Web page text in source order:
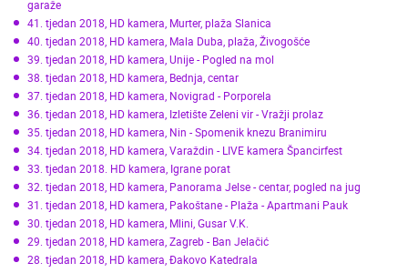
garaže
41. tjedan 2018, HD kamera, Murter, plaža Slanica
40. tjedan 2018, HD kamera, Mala Duba, plaža, Živogošće
39. tjedan 2018, HD kamera, Unije - Pogled na mol
38. tjedan 2018, HD kamera, Bednja, centar
37. tjedan 2018, HD kamera, Novigrad - Porporela
36. tjedan 2018, HD kamera, Izletište Zeleni vir - Vražji prolaz
35. tjedan 2018, HD kamera, Nin - Spomenik knezu Branimiru
34. tjedan 2018, HD kamera, Varaždin - LIVE kamera Špancirfest
33. tjedan 2018. HD kamera, Igrane porat
32. tjedan 2018, HD kamera, Panorama Jelse - centar, pogled na jug
31. tjedan 2018, HD kamera, Pakoštane - Plaža - Apartmani Pauk
30. tjedan 2018, HD kamera, Mlini, Gusar V.K.
29. tjedan 2018, HD kamera, Zagreb - Ban Jelačić
28. tjedan 2018, HD kamera, Đakovo Katedrala